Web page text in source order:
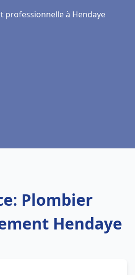
professionnelle à Hendaye
Plombier
Hendaye